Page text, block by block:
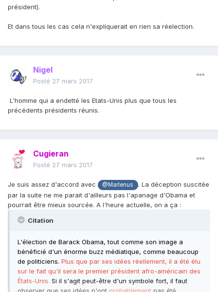
président).
Et dans tous les cas cela n'expliquerait en rien sa réelection.
Nigel
Posté 27 mars 2017
L'homme qui a endetté les Etats-Unis plus que tous les
précédents présidents réunis.
Cugieran
Posté 27 mars 2017
Je suis assez d'accord avec @Marlenus
. La déception suscitée
par la suite ne me parait d'ailleurs pas l'apanage d'Obama et
pourrait être mieux sourcée. A l'heure actuelle, on a ça :
Citation
L'élection de Barack Obama, tout comme son image a
bénéficié d'un énorme buzz médiatique, comme beaucoup
de politiciens. Plus que par ses idées réellement, il a été élu
sur le fait qu'il sera le premier président afro-américain des
États-Unis. Si il s'agit peut-être d'un symbole fort, il faut
observer que ses idées n'ont probablement pas été